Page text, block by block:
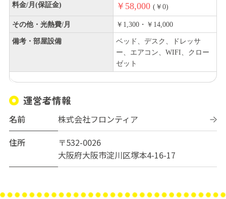
料金/月(保証金) ￥58,000 (￥0)
その他・光熱費/月 ￥1,300・￥14,000
備考・部屋設備
ベッド、デスク、ドレッサ
ー、エアコン、WIFI、クロー
ゼット
運営者情報
名前
株式会社フロンティア
住所
〒532-0026
大阪府大阪市淀川区塚本4-16-17